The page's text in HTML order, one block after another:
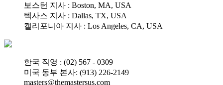
보스턴 지사 : Boston, MA, USA
텍사스 지사 : Dallas, TX, USA
캘리포니아 지사 : Los Angeles, CA, USA
한국 직영 : (02) 567 - 0309
미국 동부 본사: (913) 226-2149
masters@themastersus.com